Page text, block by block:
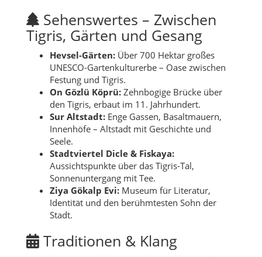
Sehenswertes – Zwischen
Tigris, Gärten und Gesang
Hevsel-Gärten: Über 700 Hektar großes
UNESCO-Gartenkulturerbe – Oase zwischen
Festung und Tigris.
On Gözlü Köprü: Zehnbogige Brücke über
den Tigris, erbaut im 11. Jahrhundert.
Sur Altstadt: Enge Gassen, Basaltmauern,
Innenhöfe – Altstadt mit Geschichte und
Seele.
Stadtviertel Dicle & Fiskaya:
Aussichtspunkte über das Tigris-Tal,
Sonnenuntergang mit Tee.
Ziya Gökalp Evi: Museum für Literatur,
Identität und den berühmtesten Sohn der
Stadt.
Traditionen & Klang